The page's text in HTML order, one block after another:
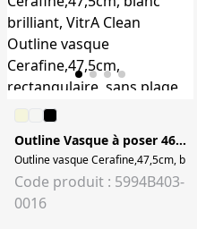
Outline Vasque à poser 46 cm
Code produit : 5994B403-
0016